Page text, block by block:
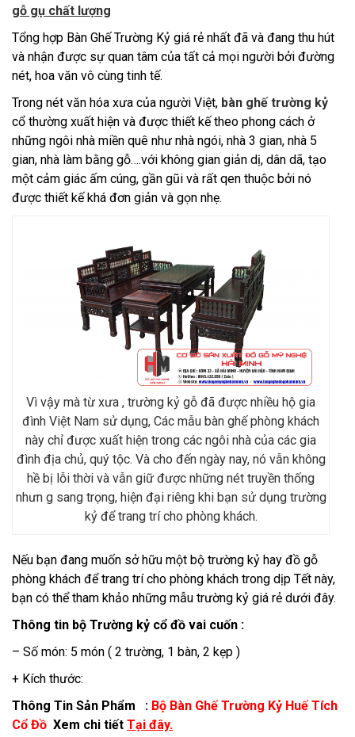
gỗ gụ chất lượng
Nghĩa
Ngũ
Phúc
Được
Dùng
Trong
Mỹ
Nghệ?
Tổng hợp Bàn Ghế Trường Kỷ giá rẻ nhất đã và đang thu hút
và nhận được sự quan tâm của tất cả mọi người bởi đường
nét, hoa văn vô cùng tinh tế.
Trong nét văn hóa xưa của người Việt, bàn ghế trường kỷ
cổ thường xuất hiện và được thiết kế theo phong cách ở
những ngôi nhà miền quê như nhà ngói, nhà 3 gian, nhà 5
gian, nhà làm bằng gỗ….với không gian giản dị, dân dã, tạo
một cảm giác ấm cúng, gần gũi và rất qen thuộc bởi nó
được thiết kế khá đơn giản và gọn nhẹ.
Vì vậy mà từ xưa , trường kỷ gỗ đã được nhiều hộ gia
đình Việt Nam sử dụng, Các mẫu bàn ghế phòng khách
này chỉ được xuất hiện trong các ngôi nhà của các gia
đình địa chủ, quý tộc. Và cho đến ngày nay, nó vẫn không
hề bị lỗi thời và vẫn giữ được những nét truyền thống
nhưn g sang trọng, hiện đại riêng khi bạn sử dụng trường
kỷ để trang trí cho phòng khách.
Nếu bạn đang muốn sở hữu một bộ trường kỷ hay đồ gỗ
phòng khách để trang trí cho phòng khách trong dịp Tết này,
bạn có thể tham khảo những mẫu trường kỷ giá rẻ dưới đây.
Thông tin bộ Trường kỷ cổ đồ vai cuốn :
– Số món: 5 món ( 2 trường, 1 bàn, 2 kẹp )
+ Kích thước:
Thông Tin Sản Phẩm : Bộ Bàn Ghế Trường Kỷ Huế Tích
Cổ Đồ Xem chi tiết Tại đây.